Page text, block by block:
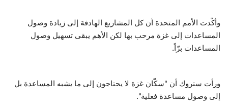
وأكّدت الأمم المتحدة أن كل المشاريع الهادفة إلى زيادة وصول
المساعدات إلى غزة مرحب بها لكن الأهم يبقى تسهيل وصول
المساعدات برّاً.
ورأت ستروك أن "سكّان غزة لا يحتاجون إلى ما يشبه المساعدة بل
إلى وصول مساعدة فعلية".